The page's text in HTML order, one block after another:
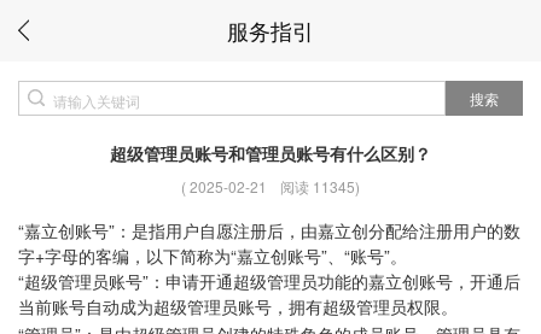
服务指引
搜索
超级管理员账号和管理员账号有什么区别？
(2025-02-21 阅读 11345)
“嘉立创账号”：是指用户自愿注册后，由嘉立创分配给注册用户的数
字+字母的客编，以下简称为“嘉立创账号”、“账号”。
“超级管理员账号”：申请开通超级管理员功能的嘉立创账号，开通后
当前账号自动成为超级管理员账号，拥有超级管理员权限。